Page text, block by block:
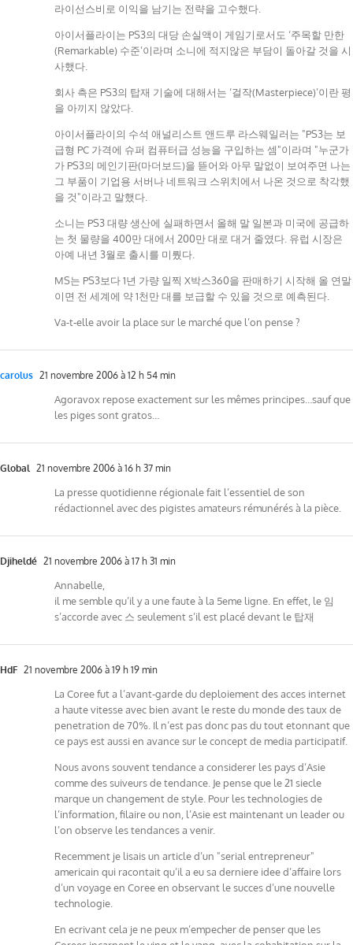
라이선스비로 이익을 남기는 전략을 고수했다.
아이서플라이는 PS3의 대당 손실액이 게임기로서도 ‘주목할 만한
(Remarkable) 수준’이라며 소니에 적지않은 부담이 돌아갈 것을 시
사했다.
회사 측은 PS3의 탑재 기술에 대해서는 ‘걸작(Masterpiece)’이란 평
을 아끼지 않았다.
아이서플라이의 수석 애널리스트 앤드루 라스웨일러는 "PS3는 보
급형 PC 가격에 슈퍼 컴퓨터급 성능을 구입하는 셈"이라며 "누군가
가 PS3의 메인기판(마더보드)을 뜯어와 아무 말없이 보여주면 나는
그 부품이 기업용 서버나 네트워크 스위치에서 나온 것으로 착각했
을 것"이라고 말했다.
소니는 PS3 대량 생산에 실패하면서 올해 말 일본과 미국에 공급하
는 첫 물량을 400만 대에서 200만 대로 대거 줄였다. 유럽 시장은
아예 내년 3월로 출시를 미뤘다.
MS는 PS3보다 1년 가량 일찍 X박스360을 판매하기 시작해 올 연말
이면 전 세계에 약 1천만 대를 보급할 수 있을 것으로 예측된다.
Va-t-elle avoir la place sur le marché que l’on pense ?
carolus 21 novembre 2006 à 12 h 54 min
Agoravox repose exactement sur les mêmes principes…sauf que
les piges sont gratos…
Global 21 novembre 2006 à 16 h 37 min
La presse quotidienne régionale fait l’essentiel de son
rédactionnel avec des pigistes amateurs rémunérés à la pièce.
Djiheldé 21 novembre 2006 à 17 h 31 min
Annabelle,
il me semble qu’il y a une faute à la 5eme ligne. En effet, le 임
s’accorde avec 스 seulement s’il est placé devant le 탑재
HdF 21 novembre 2006 à 19 h 19 min
La Coree fut a l’avant-garde du deploiement des acces internet
a haute vitesse avec bien avant le reste du monde des taux de
penetration de 70%. Il n’est pas donc pas du tout etonnant que
ce pays est aussi en avance sur le concept de media participatif.
Nous avons souvent tendance a considerer les pays d’Asie
comme des suiveurs de tendance. Je pense que le 21 siecle
marque un changement de style. Pour les technologies de
l’information, filaire ou non, l’Asie est maintenant un leader ou
l’on observe les tendances a venir.
Recemment je lisais un article d’un "serial entrepreneur"
americain qui racontait qu’il a eu sa derniere idee d’affaire lors
d’un voyage en Coree en observant le succes d’une nouvelle
technologie.
En ecrivant cela je ne peux m’empecher de penser que les